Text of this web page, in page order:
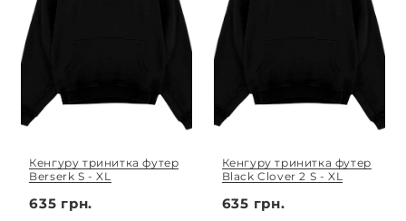
Кенгуру тринитка футер
Berserk S - XL
635 грн.
Кенгуру тринитка футер
Black Clover 2 S - XL
635 грн.